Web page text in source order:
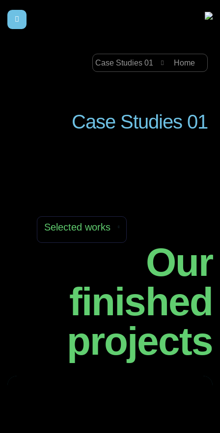
Home
Case Studies 01
Case Studies 01
Selected works
Our
finished
projects